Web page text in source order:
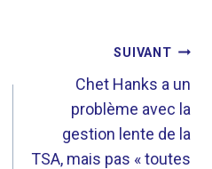
SUIVANT
Chet Hanks a un
problème avec la
gestion lente de la
TSA, mais pas « toutes